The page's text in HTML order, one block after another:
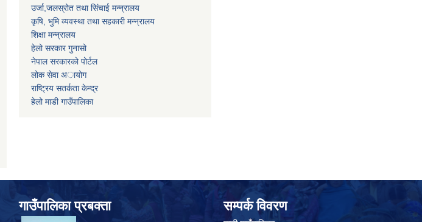
उर्जा,जलस्रोत तथा सिंचाई मन्न्रालय
कृषि, भुमि व्यवस्था तथा सहकारी मन्न्रालय
शिक्षा मन्न्रालय
हेलो सरकार गुनासो
नेपाल सरकारको पोर्टल
लोक सेवा अायोग
राष्ट्रिय सतर्कता केन्द्र
हेलो माडी गाउँपालिका
गाउँपालिका प्रबक्ता सम्पर्क विवरण